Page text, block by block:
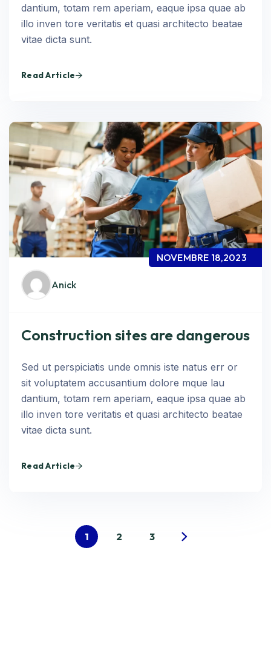
dantium, totam rem aperiam, eaque ipsa quae ab
illo inven tore veritatis et quasi architecto beatae
vitae dicta sunt.
Read Article
Anick
NOVEMBRE 18,2023
Construction sites are dangerous
Sed ut perspiciatis unde omnis iste natus err or
sit voluptatem accusantium dolore mque lau
dantium, totam rem aperiam, eaque ipsa quae ab
illo inven tore veritatis et quasi architecto beatae
vitae dicta sunt.
Read Article
1 2 3